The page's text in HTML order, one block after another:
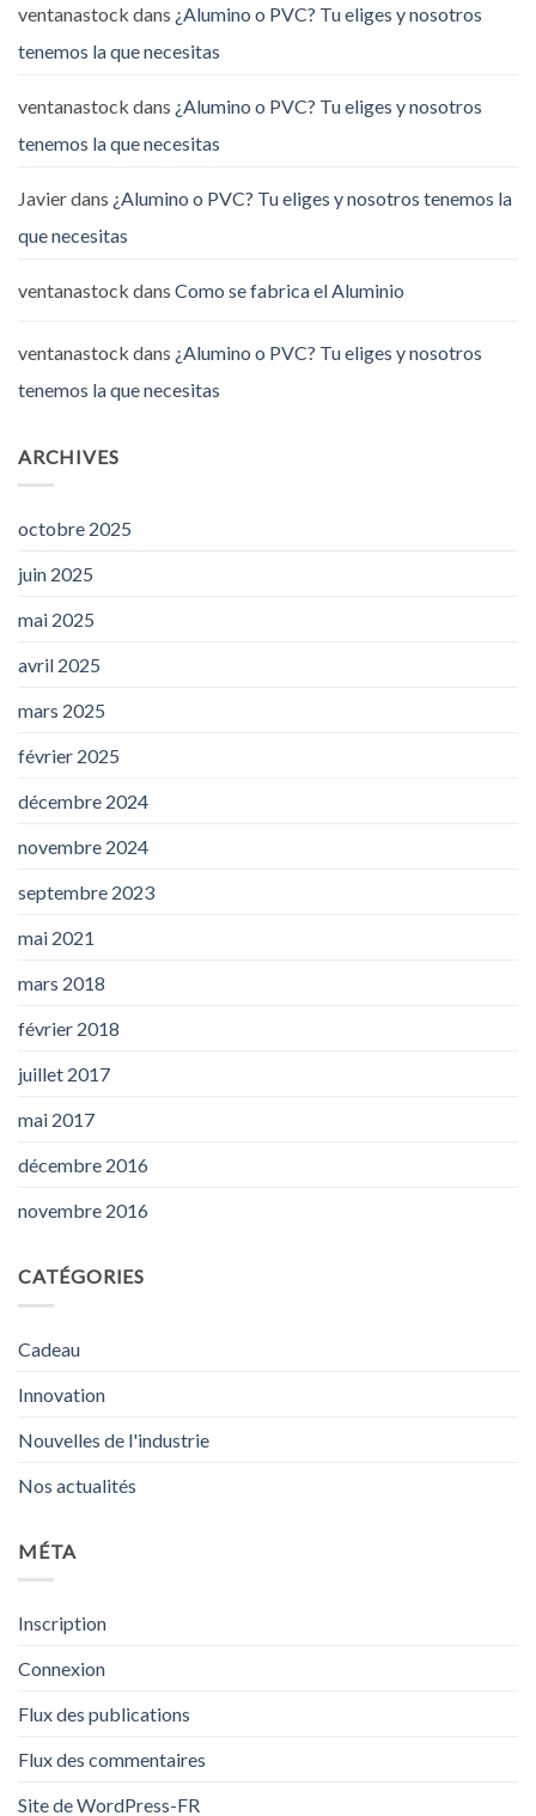
ventanastock dans ¿Alumino o PVC? Tu eliges y nosotros
tenemos la que necesitas
ventanastock dans ¿Alumino o PVC? Tu eliges y nosotros
tenemos la que necesitas
Javierdans ¿Alumino o PVC? Tu eliges y nosotros tenemos la
que necesitas
ventanastock dans Como se fabrica el Aluminio
ventanastock dans ¿Alumino o PVC? Tu eliges y nosotros
tenemos la que necesitas
ARCHIVES
octobre 2025
juin 2025
mai 2025
avril 2025
mars 2025
février 2025
décembre 2024
novembre 2024
septembre 2023
mai 2021
mars 2018
février 2018
juillet 2017
mai 2017
décembre 2016
novembre 2016
CATÉGORIES
Cadeau
Innovation
Nouvelles de l'industrie
Nos actualités
MÉTA
Inscription
Connexion
Flux des publications
Flux des commentaires
Site de WordPress-FR